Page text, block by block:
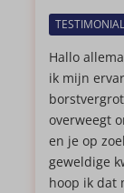
TESTIMONIAL
Hallo
ik mijn
overweegt
en je op
geweldige
hoop ik dat